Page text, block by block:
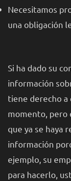
Necesitamos
una obligación
Si ha dado su
información
tiene derecho a
momento, pero
que ya se haya
información
ejemplo, su
para hacerlo,